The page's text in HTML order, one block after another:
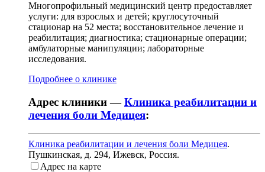
Многопрофильный медицинский центр предоставляет
услуги: для взрослых и детей; круглосуточный
стационар на 52 места; восстановительное лечение и
реабилитация; диагностика; стационарные операции;
амбулаторные манипуляции; лабораторные
исследования.
Подробнее о клинике
Адрес клиники —Клиника реабилитации и
лечения боли Медицея:
Клиника реабилитации и лечения боли Медицея.
Пушкинская, д. 294, Ижевск, Россия.
Адрес на карте